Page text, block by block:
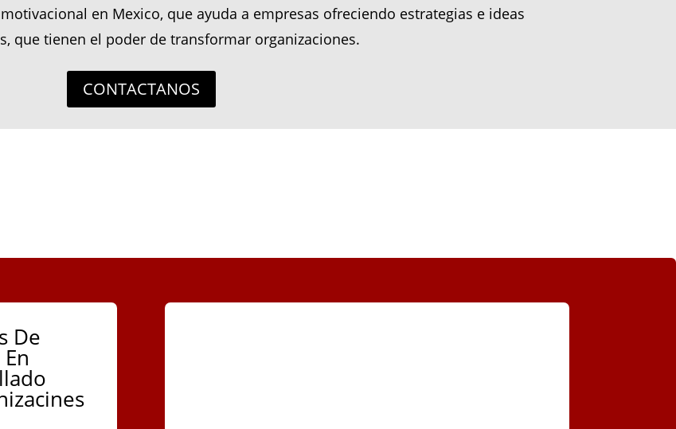
en Mexico, que ayuda a empresas ofreciendo estrategias e ideas
que tienen el poder de transformar organizaciones.
CONTACTANOS
De